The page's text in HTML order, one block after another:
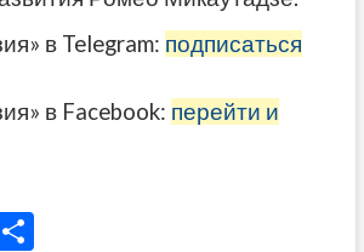
в Telegram: подписаться
в Facebook: перейти и
О